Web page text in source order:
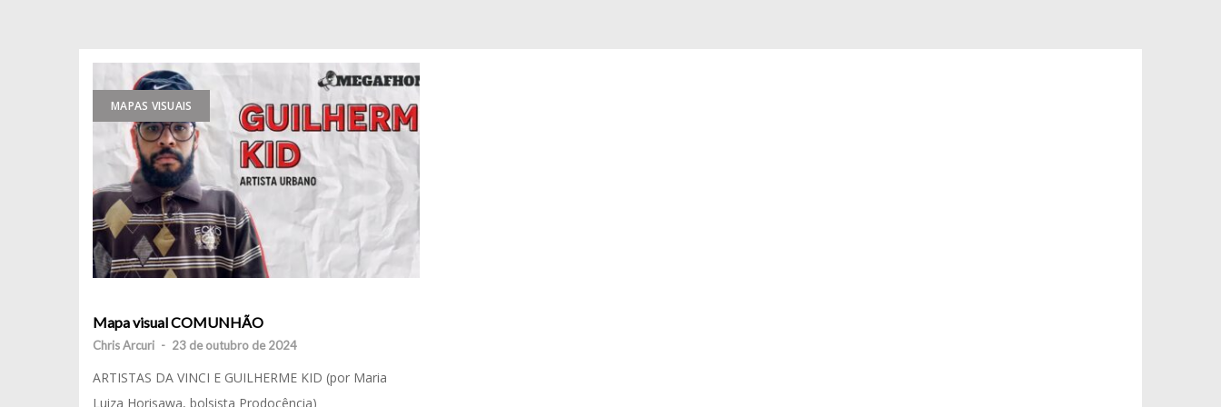
MAPAS VISUAIS
Mapa visual COMUNHÃO
Chris Arcuri - 23 de outubro de 2024
ARTISTAS DA VINCI E GUILHERME KID (por Maria
Luiza Horisawa, bolsista Prodocência)